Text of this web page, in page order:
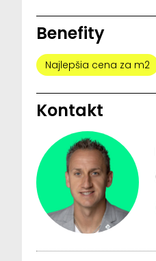
Benefity
Najlepšia cena za m2
Kontakt